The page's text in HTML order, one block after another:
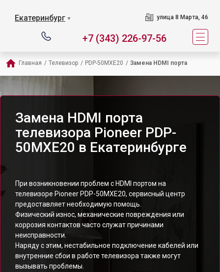
Екатеринбург ▼ улица 8 Марта, 46
+7 (343) 226-97-56
Главная / Телевизор / PDP-50MXE20 / Замена HDMI порта
Замена HDMI порта
телевизора Pioneer PDP-
50MXE20 в Екатеринбурге
При возникновении проблем с HDMI портом на
телевизоре Pioneer PDP-50MXE20, сервисный центр
предоставляет необходимую помощь.
Физический износ, механические повреждения или
коррозия контактов часто служат причинами
неисправности.
Наряду с этим, нестабильное подключение кабелей или
внутренние сбои в работе телевизора также могут
вызывать проблемы.